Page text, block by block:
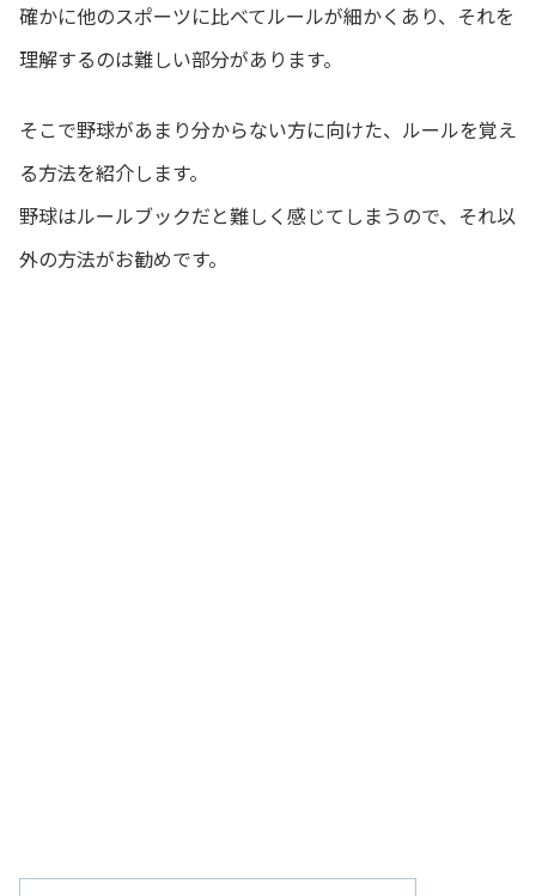
確かに他のスポーツに比べてルールが細かくあり、それを
理解するのは難しい部分があります。
そこで野球があまり分からない方に向けた、ルールを覚え
る方法を紹介します。
野球はルールブックだと難しく感じてしまうので、それ以
外の方法がお勧めです。